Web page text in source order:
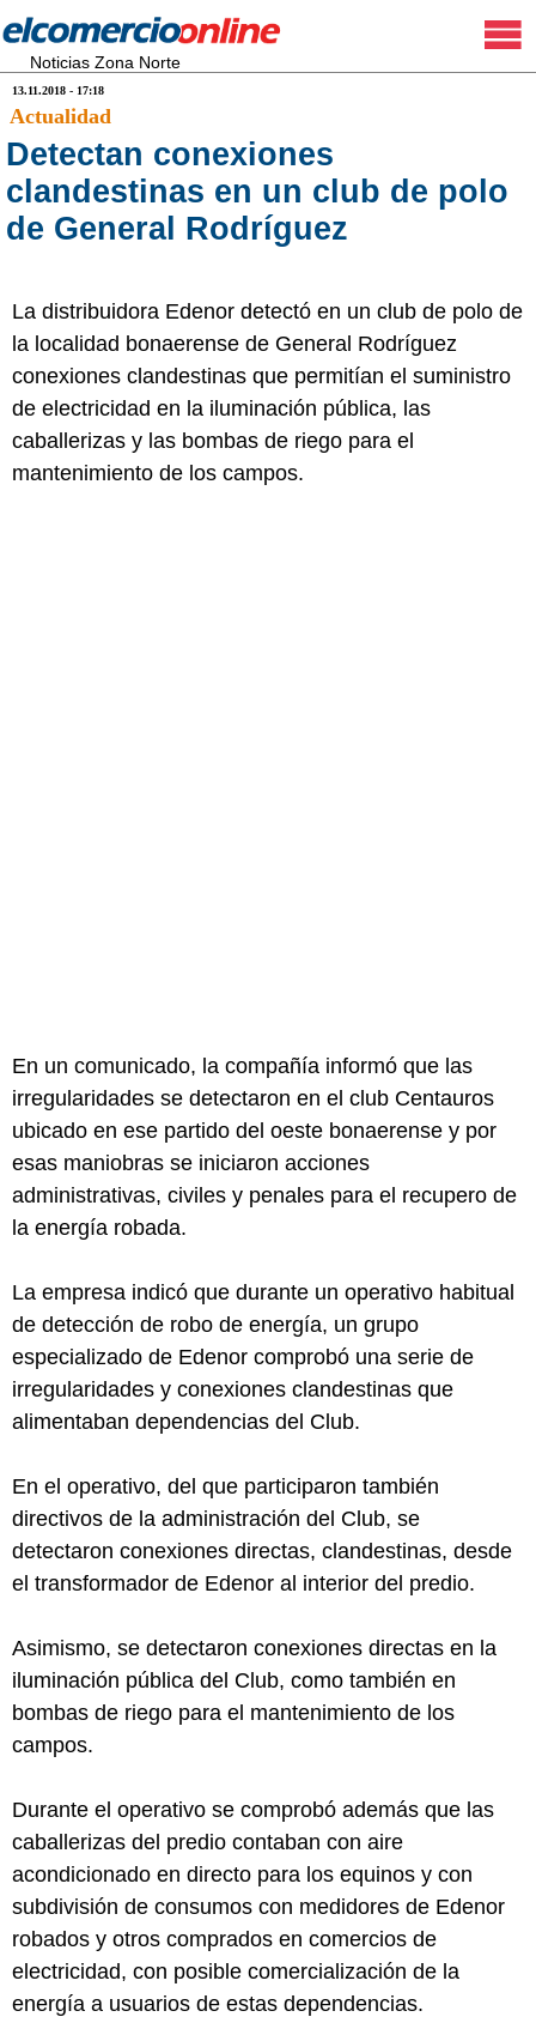
Noticias Zona Norte
13.11.2018 - 17:18
Actualidad
Detectan conexiones
clandestinas en un club de polo
de General Rodríguez
La distribuidora Edenor detectó en un club de polo de
la localidad bonaerense de General Rodríguez
conexiones clandestinas que permitían el suministro
de electricidad en la iluminación pública, las
caballerizas y las bombas de riego para el
mantenimiento de los campos.
En un comunicado, la compañía informó que las
irregularidades se detectaron en el club Centauros
ubicado en ese partido del oeste bonaerense y por
esas maniobras se iniciaron acciones
administrativas, civiles y penales para el recupero de
la energía robada.
La empresa indicó que durante un operativo habitual
de detección de robo de energía, un grupo
especializado de Edenor comprobó una serie de
irregularidades y conexiones clandestinas que
alimentaban dependencias del Club.
En el operativo, del que participaron también
directivos de la administración del Club, se
detectaron conexiones directas, clandestinas, desde
el transformador de Edenor al interior del predio.
Asimismo, se detectaron conexiones directas en la
iluminación pública del Club, como también en
bombas de riego para el mantenimiento de los
campos.
Durante el operativo se comprobó además que las
caballerizas del predio contaban con aire
acondicionado en directo para los equinos y con
subdivisión de consumos con medidores de Edenor
robados y otros comprados en comercios de
electricidad, con posible comercialización de la
energía a usuarios de estas dependencias.